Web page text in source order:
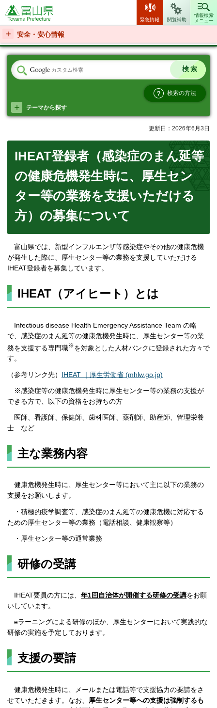
富山県
緊急情報 閲覧補助
情報検索
メニュー
安全・安心情報
検索の方法
テーマから探す
更新日：2026年6月3日
IHEAT登録者（感染症のまん延等
の健康危機発生時に、厚生セン
ター等の業務を支援いただける
方）の募集について
富山県では、新型インフルエンザ等感染症やその他の健康危機
が発生した際に、厚生センター等の業務を支援していただける
IHEAT登録者を募集しています。
IHEAT（アイヒート）とは
Infectious disease Health Emergency Assistance Team の略
で、感染症のまん延等の健康危機発生時に、厚生センター等の業
務を支援する専門職※を対象とした人材バンクに登録された方々で
す。
（参考リンク先） IHEAT ｜厚生労働省 (mhlw.go.jp)
※感染症等の健康危機発生時に厚生センター等の業務の支援が
できる方で、以下の資格をお持ちの方
医師、看護師、保健師、歯科医師、薬剤師、助産師、管理栄養
士 など
主な業務内容
健康危機発生時に、厚生センター等において主に以下の業務の
支援をお願いします。
・積極的疫学調査等、感染症のまん延等の健康危機に対応する
ための厚生センター等の業務（電話相談、健康観察等）
・厚生センター等の通常業務
研修の受講
IHEAT要員の方には、 年1回自治体が開催する研修の受講をお願
いしています。
eラーニングによる研修のほか、厚生センターにおいて実践的な
研修の実施を予定しております。
支援の要請
健康危機発生時に、メールまたは電話等で支援協力の要請をさ
せていただきます。なお、 厚生センター等への支援は強制するも